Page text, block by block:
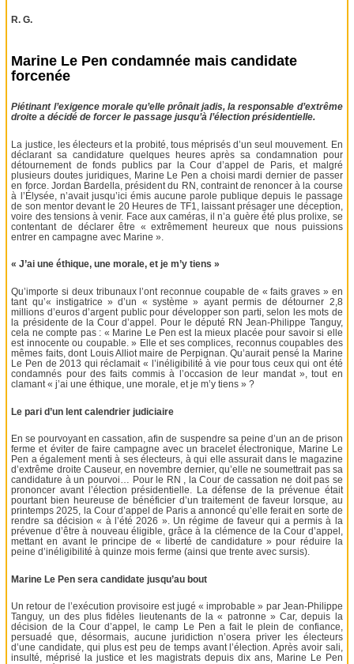
R. G.
Marine Le Pen condamnée mais candidate
forcenée
Piétinant l’exigence morale qu’elle prônait jadis, la responsable d’extrême
droite a décidé de forcer le passage jusqu’à l’élection présidentielle.
La justice, les électeurs et la probité, tous méprisés d’un seul mouvement. En
déclarant sa candidature quelques heures après sa condamnation pour
détournement de fonds publics par la Cour d’appel de Paris, et malgré
plusieurs doutes juridiques, Marine Le Pen a choisi mardi dernier de passer
en force. Jordan Bardella, président du RN, contraint de renoncer à la course
à l’Élysée, n’avait jusqu’ici émis aucune parole publique depuis le passage
de son mentor devant le 20 Heures de TF1, laissant présager une déception,
voire des tensions à venir. Face aux caméras, il n’a guère été plus prolixe, se
contentant de déclarer être « extrêmement heureux que nous puissions
entrer en campagne avec Marine ».
« J’ai une éthique, une morale, et je m’y tiens »
Qu’importe si deux tribunaux l’ont reconnue coupable de « faits graves » en
tant qu’« instigatrice » d’un « système » ayant permis de détourner 2,8
millions d’euros d’argent public pour développer son parti, selon les mots de
la présidente de la Cour d’appel. Pour le député RN Jean-Philippe Tanguy,
cela ne compte pas : « Marine Le Pen est la mieux placée pour savoir si elle
est innocente ou coupable. » Elle et ses complices, reconnus coupables des
mêmes faits, dont Louis Alliot maire de Perpignan. Qu’aurait pensé la Marine
Le Pen de 2013 qui réclamait « l’inéligibilité à vie pour tous ceux qui ont été
condamnés pour des faits commis à l’occasion de leur mandat », tout en
clamant « j’ai une éthique, une morale, et je m’y tiens » ?
Le pari d’un lent calendrier judiciaire
En se pourvoyant en cassation, afin de suspendre sa peine d’un an de prison
ferme et éviter de faire campagne avec un bracelet électronique, Marine Le
Pen a également menti à ses électeurs, à qui elle assurait dans le magazine
d’extrême droite Causeur, en novembre dernier, qu’elle ne soumettrait pas sa
candidature à un pourvoi… Pour le RN , la Cour de cassation ne doit pas se
prononcer avant l’élection présidentielle. La défense de la prévenue était
pourtant bien heureuse de bénéficier d’un traitement de faveur lorsque, au
printemps 2025, la Cour d’appel de Paris a annoncé qu’elle ferait en sorte de
rendre sa décision « à l’été 2026 ». Un régime de faveur qui a permis à la
prévenue d’être à nouveau éligible, grâce à la clémence de la Cour d’appel,
mettant en avant le principe de « liberté de candidature » pour réduire la
peine d’inéligibilité à quinze mois ferme (ainsi que trente avec sursis).
Marine Le Pen sera candidate jusqu’au bout
Un retour de l’exécution provisoire est jugé « improbable » par Jean-Philippe
Tanguy, un des plus fidèles lieutenants de la « patronne » Car, depuis la
décision de la Cour d’appel, le camp Le Pen a fait le plein de confiance,
persuadé que, désormais, aucune juridiction n’osera priver les électeurs
d’une candidate, qui plus est peu de temps avant l’élection. Après avoir sali,
insulté, méprisé la justice et les magistrats depuis dix ans, Marine Le Pen